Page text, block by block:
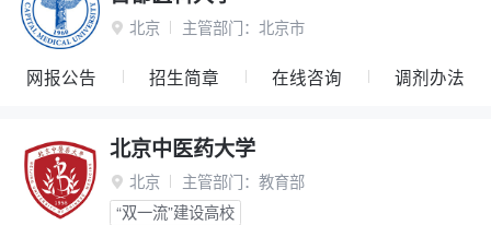
 北京 主管部门： 北京市
网报公告 招生简章 在线咨询 调剂办法
北京中医药大学
 北京 主管部门： 教育部
“双一流”建设高校